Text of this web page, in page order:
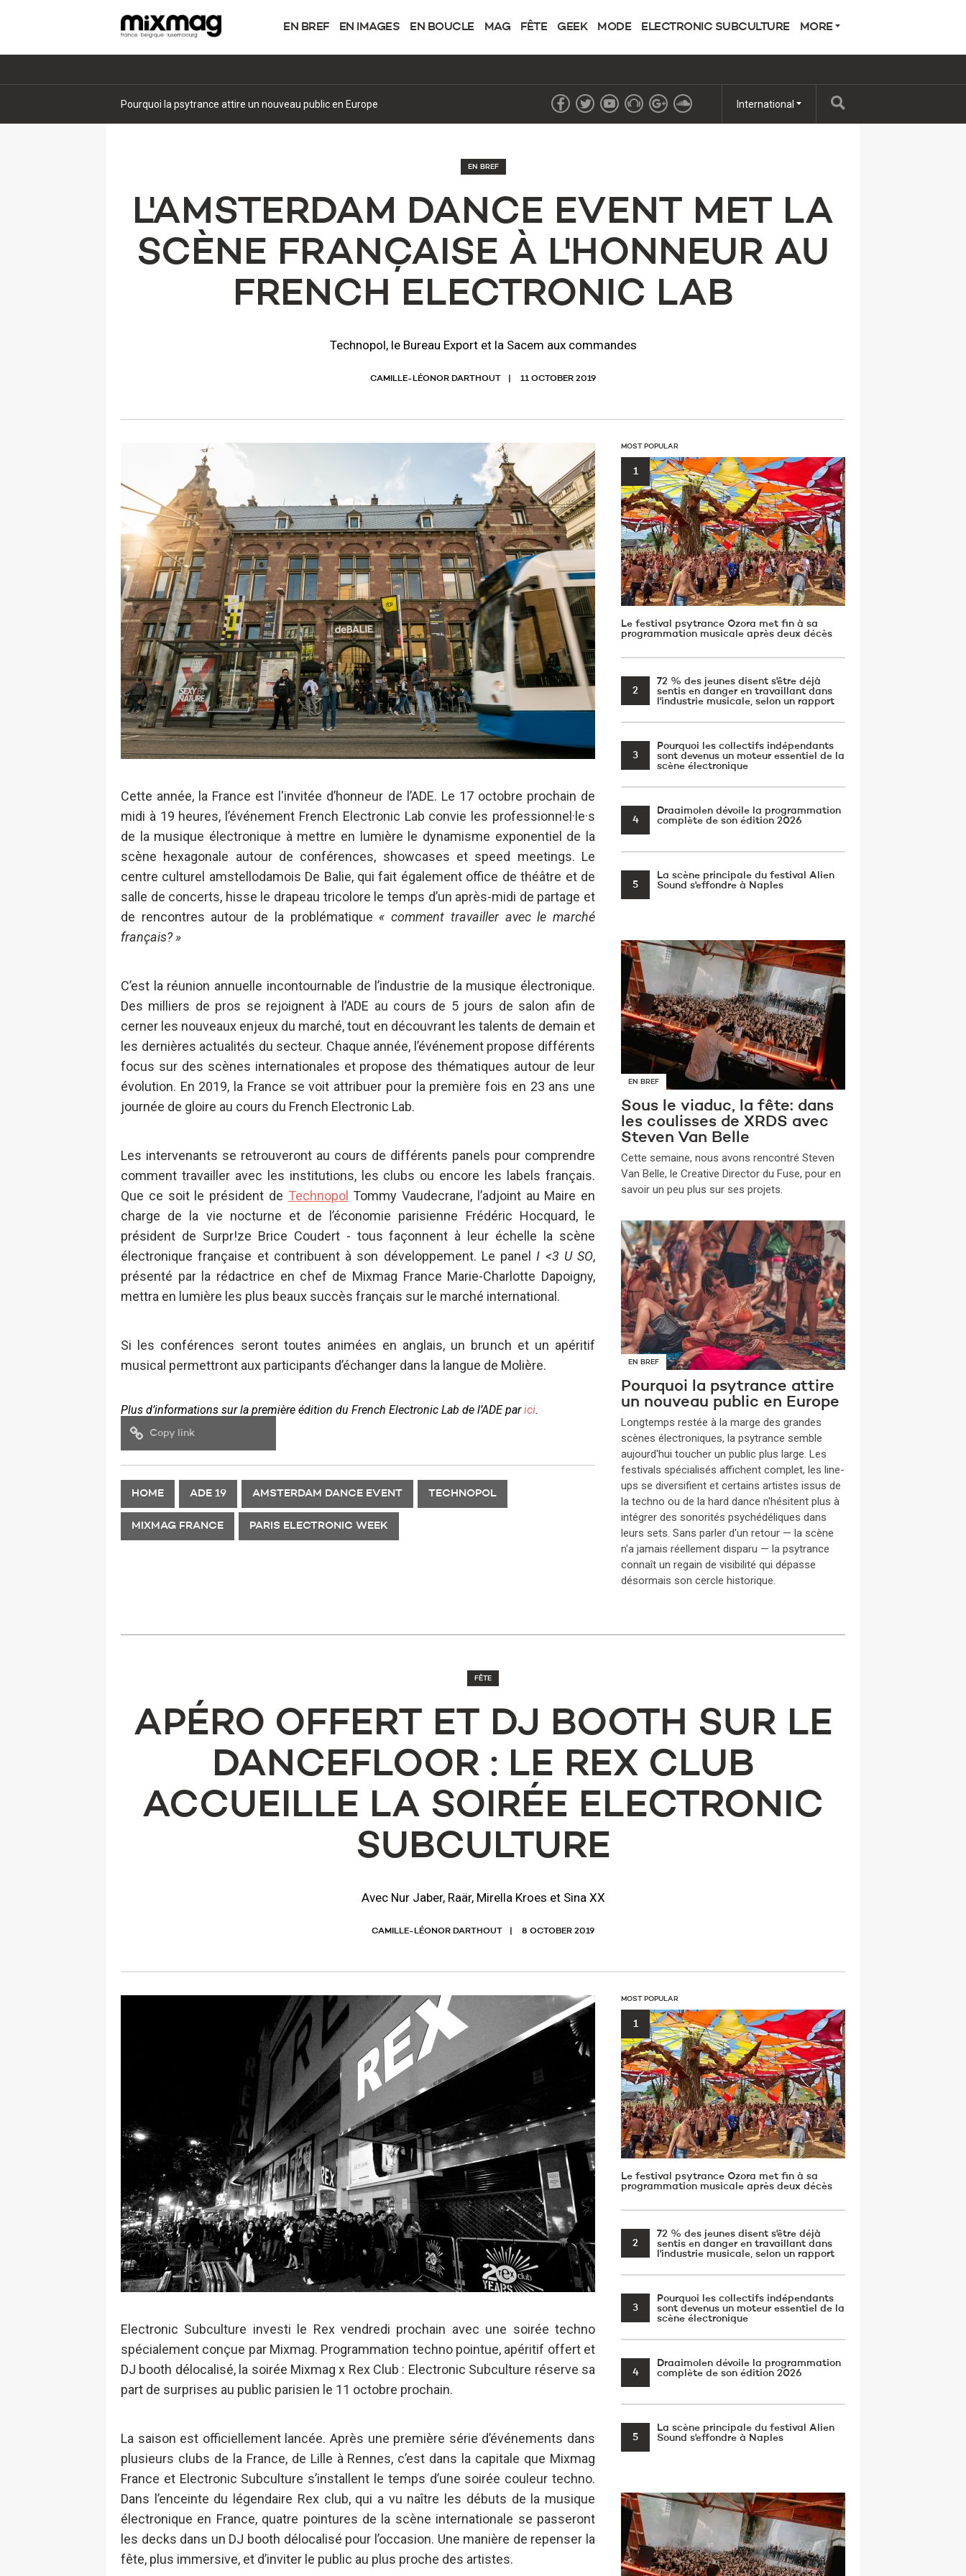
EN BREF EN IMAGES EN BOUCLE MAG FÊTE GEEK MODE ELECTRONIC SUBCULTURE MORE
Pourquoi la psytrance attire un nouveau public en Europe International
EN BREF
L'AMSTERDAM DANCE EVENT MET LA
SCÈNE FRANÇAISE À L'HONNEUR AU
FRENCH ELECTRONIC LAB
Technopol, le Bureau Export et la Sacem aux commandes
CAMILLE-LÉONOR DARTHOUT 11 OCTOBER 2019
Cette année, la France est l'invitée d’honneur de l’ADE. Le 17 octobre prochain de
midi à 19 heures, l’événement French Electronic Lab convie les professionnel·le·s
de la musique électronique à mettre en lumière le dynamisme exponentiel de la
scène hexagonale autour de conférences, showcases et speed meetings. Le
centre culturel amstellodamois De Balie, qui fait également office de théâtre et de
salle de concerts, hisse le drapeau tricolore le temps d’un après-midi de partage et
de rencontres autour de la problématique «comment travailler avec le marché
français?»
C’est la réunion annuelle incontournable de l’industrie de la musique électronique.
Des milliers de pros se rejoignent à l’ADE au cours de 5 jours de salon afin de
cerner les nouveaux enjeux du marché, tout en découvrant les talents de demain et
les dernières actualités du secteur. Chaque année, l’événement propose différents
focus sur des scènes internationales et propose des thématiques autour de leur
évolution. En 2019, la France se voit attribuer pour la première fois en 23 ans une
journée de gloire au cours du French Electronic Lab.
Les intervenants se retrouveront au cours de différents panels pour comprendre
comment travailler avec les institutions, les clubs ou encore les labels français.
Que ce soit le président de Technopol Tommy Vaudecrane, l’adjoint au Maire en
charge de la vie nocturne et de l’économie parisienne Frédéric Hocquard, le
président de Surpr!ze Brice Coudert - tous façonnent à leur échelle la scène
électronique française et contribuent à son développement. Le panel I <3 U SO,
présenté par la rédactrice en chef de Mixmag France Marie-Charlotte Dapoigny,
mettra en lumière les plus beaux succès français sur le marché international.
Si les conférences seront toutes animées en anglais, un brunch et un apéritif
musical permettront aux participants d’échanger dans la langue de Molière.
Plus d’informations sur la première édition du French Electronic Lab de l’ADE parici.
Copy link
HOME ADE 19 AMSTERDAM DANCE EVENT TECHNOPOL
MIXMAG FRANCE PARIS ELECTRONIC WEEK
MOST POPULAR
1
Le festival psytrance Ozora met fin à sa
programmation musicale après deux décès
2
72 % des jeunes disent s'être déjà
sentis en danger en travaillant dans
l'industrie musicale, selon un rapport
3
Pourquoi les collectifs indépendants
sont devenus un moteur essentiel de la
scène électronique
4
Draaimolen dévoile la programmation
complète de son édition 2026
5
La scène principale du festival Alien
Sound s'effondre à Naples
EN BREF
Sous le viaduc, la fête: dans
les coulisses de XRDS avec
Steven Van Belle
​Cette semaine, nous avons rencontré Steven
Van Belle, le Creative Director du Fuse, pour en
savoir un peu plus sur ses projets.
EN BREF
Pourquoi la psytrance attire
un nouveau public en Europe
​Longtemps restée à la marge des grandes
scènes électroniques, la psytrance semble
aujourd'hui toucher un public plus large. Les
festivals spécialisés affichent complet, les line-
ups se diversifient et certains artistes issus de
la techno ou de la hard dance n'hésitent plus à
intégrer des sonorités psychédéliques dans
leurs sets. Sans parler d'un retour — la scène
n'a jamais réellement disparu — la psytrance
connaît un regain de visibilité qui dépasse
désormais son cercle historique.
FÊTE
APÉRO OFFERT ET DJ BOOTH SUR LE
DANCEFLOOR : LE REX CLUB
ACCUEILLE LA SOIRÉE ELECTRONIC
SUBCULTURE
Avec Nur Jaber, Raär, Mirella Kroes et Sina XX
CAMILLE-LÉONOR DARTHOUT 8 OCTOBER 2019
Electronic Subculture investi le Rex vendredi prochain avec une soirée techno
spécialement conçue par Mixmag. Programmation techno pointue, apéritif offert et
DJ booth délocalisé, la soirée Mixmag x Rex Club : Electronic Subculture réserve sa
part de surprises au public parisien le 11 octobre prochain.
La saison est officiellement lancée. Après une première série d’événements dans
plusieurs clubs de la France, de Lille à Rennes, c’est dans la capitale que Mixmag
France et Electronic Subculture s’installent le temps d’une soirée couleur techno.
Dans l’enceinte du légendaire Rex club, qui a vu naître les débuts de la musique
électronique en France, quatre pointures de la scène internationale se passeront
les decks dans un DJ booth délocalisé pour l’occasion. Une manière de repenser la
fête, plus immersive, et d’inviter le public au plus proche des artistes.
MOST POPULAR
1
Le festival psytrance Ozora met fin à sa
programmation musicale après deux décès
2
72 % des jeunes disent s'être déjà
sentis en danger en travaillant dans
l'industrie musicale, selon un rapport
3
Pourquoi les collectifs indépendants
sont devenus un moteur essentiel de la
scène électronique
4
Draaimolen dévoile la programmation
complète de son édition 2026
5
La scène principale du festival Alien
Sound s'effondre à Naples